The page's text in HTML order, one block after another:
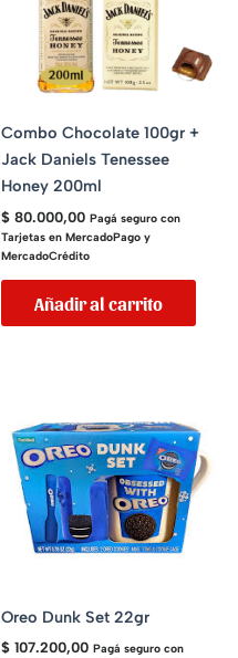
Combo Chocolate 100gr +
Jack Daniels Tenessee
Honey 200ml
$ 80.000,00 Pagá seguro con
Tarjetas en MercadoPago y
MercadoCrédito
Añadir al carrito
Oreo Dunk Set 22gr
$ 107.200,00 Pagá seguro con